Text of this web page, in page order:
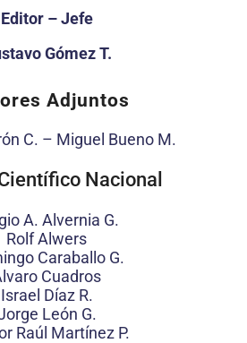
Editor – Jefe
Gómez T.
Adjuntos
C. – Miguel Bueno M.
Nacional
A. Alvernia G.
Rolf Alwers
Caraballo G.
Cuadros
Israel Díaz R.
León G.
Raúl Martínez P.